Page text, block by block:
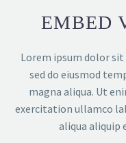
EMBED
Lorem ipsum dolor
sed do eiusmod
magna aliqua. Ut
exercitation ullamco
aliqua aliquip